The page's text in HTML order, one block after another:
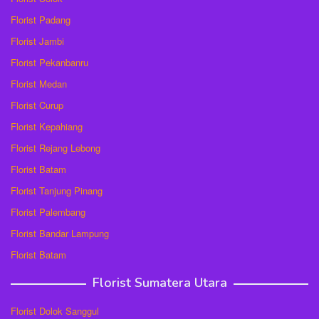
Florist Padang
Florist Jambi
Florist Pekanbanru
Florist Medan
Florist Curup
Florist Kepahiang
Florist Rejang Lebong
Florist Batam
Florist Tanjung Pinang
Florist Palembang
Florist Bandar Lampung
Florist Batam
Florist Sumatera Utara
Florist Dolok Sanggul